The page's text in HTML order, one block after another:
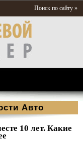
Поиск по сайту »
Aвто
10 лет. Какие